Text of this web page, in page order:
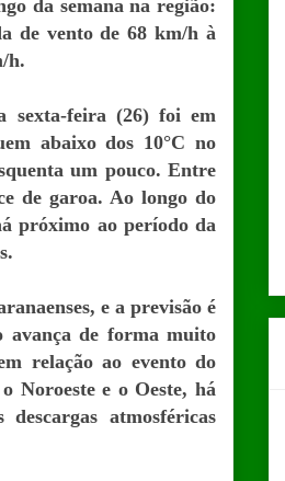
da semana na região:
de vento de 68 km/h à
h.
sexta-feira (26) foi em
abaixo dos 10°C no
um pouco. Entre
de garoa. Ao longo do
próximo ao período da
e a previsão é
avança de forma muito
relação ao evento do
Noroeste e o Oeste, há
atmosféricas